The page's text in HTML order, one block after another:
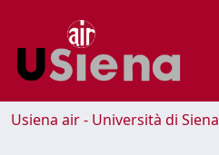
Usiena air - Università di Siena